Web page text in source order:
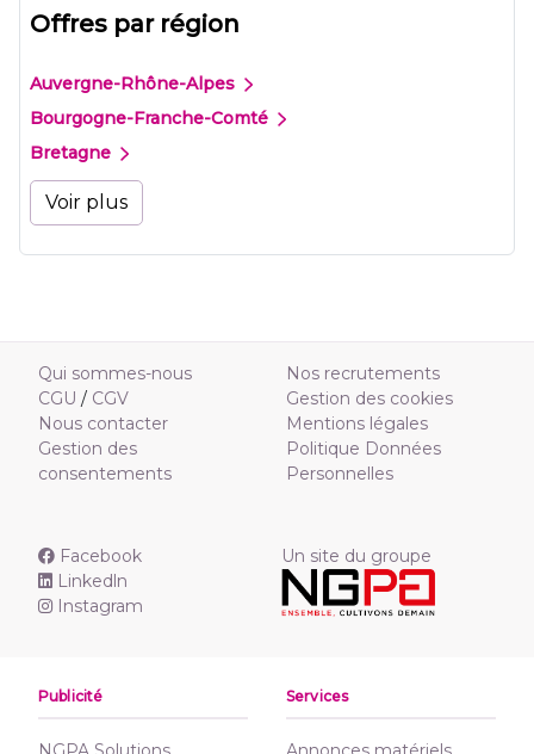
Offres par région
Auvergne-Rhône-Alpes
Bourgogne-Franche-Comté
Bretagne
Voir plus
Qui sommes-nous
CGU / CGV
Nous contacter
Gestion des
consentements
Nos recrutements
Gestion des cookies
Mentions légales
Politique Données
Personnelles
Facebook
Linkedln
Instagram
Un site du groupe
Publicité Services